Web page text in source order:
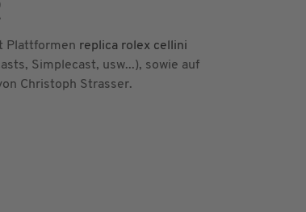
Plattformen replica rolex cellini
Simplecast, usw...), sowie auf
Christoph Strasser.